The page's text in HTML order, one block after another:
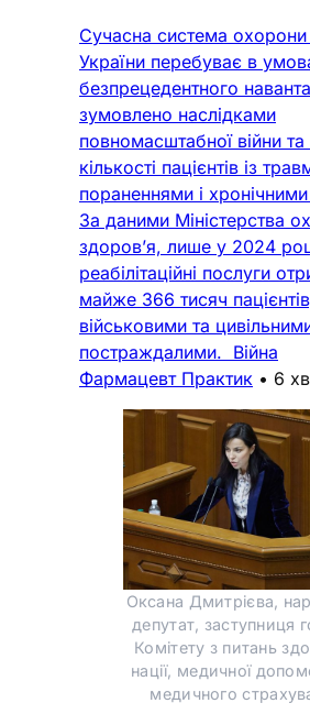
Сучасна система охорони
України перебуває в
безпрецедентного
зумовлено наслідками
повномасштабної війни
кількості пацієнтів із
пораненнями і
За даними Міністерства
здоров’я, лише у 2024
реабілітаційні послуги
майже 366 тисяч
військовими та
постраждалими. Війна
Фармацевт Практик • 6
Оксана Дмитрієва,
депутат, заступниця
Комітету з питань
нації, медичної
медичного